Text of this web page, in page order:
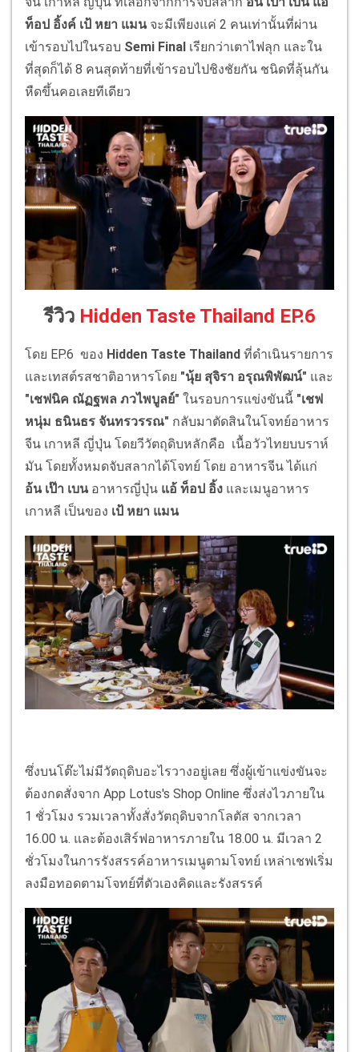
ท็อป อิ้งค์ เป้ หยา แมนจะมีเพียงแค่ 2 คนเท่านั้นที่ผ่าน
เข้ารอบไปในรอบ Semi Final เรียกว่าเตาไฟลุก และใน
ที่สุดก็ได้ 8 คนสุดท้ายที่เข้ารอบไปชิงชัยกัน ชนิดที่ลุ้นกัน
หืดขึ้นคอเลยทีเดียว
รีวิว Hidden Taste Thailand EP.6
โดย EP.6 ของ Hidden Taste Thailand ที่ดำเนินรายการ
และเทสต์รสชาติอาหารโดย "นุ้ย สุจิรา อรุณพิพัฒน์" และ
"เชฟนิค ณัฏฐพล ภวไพบูลย์" ในรอบการแข่งขันนี้ "เชฟ
หนุ่ม ธนินธร จันทรวรรณ" กลับมาตัดสินในโจทย์อาหาร
จีน เกาหลี ญี่ปุ่น โดยวีวัตถุดิบหลักคือ เนื้อวัวไทยบบราห์
มัน โดยทั้งหมดจับสลากได้โจทย์ โดย อาหารจีน ได้แก่
อ้น เป๊า เบนอาหารญี่ปุ่น แอ้ ท็อป อิ้ง และเมนูอาหาร
เกาหลี เป็นของ เป้ หยา แมน
ซึ่งบนโต๊ะไม่มีวัตถุดิบอะไรวางอยู่เลย ซึ่งผู้เข้าแข่งขันจะ
ต้องกดสั่งจาก App Lotus's Shop Online ซึ่งส่งไวภายใน
1 ชั่วโมง รวมเวลาทั้งสั่งวัตถุดิบจากโลตัส จากเวลา
16.00 น. และต้องเสิร์ฟอาหารภายใน 18.00 น. มีเวลา 2
ชั่วโมงในการรังสรรค์อาหารเมนูตามโจทย์ เหล่าเชฟเริ่ม
ลงมือทอดตามโจทย์ที่ตัวเองคิดและรังสรรค์